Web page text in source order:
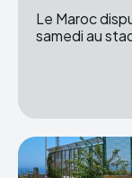
Le Maroc
samedi au